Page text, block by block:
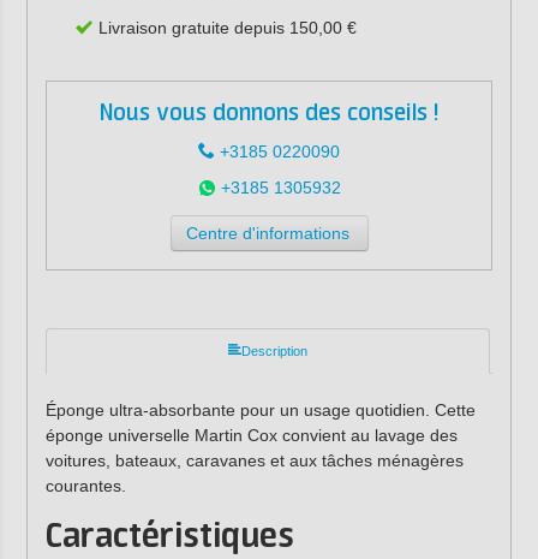
Livraison gratuite depuis 150,00 €
Nous vous donnons des conseils !
+3185 0220090
+3185 1305932
Centre d'informations
Description
Éponge ultra-absorbante pour un usage quotidien. Cette
éponge universelle Martin Cox convient au lavage des
voitures, bateaux, caravanes et aux tâches ménagères
courantes.
Caractéristiques